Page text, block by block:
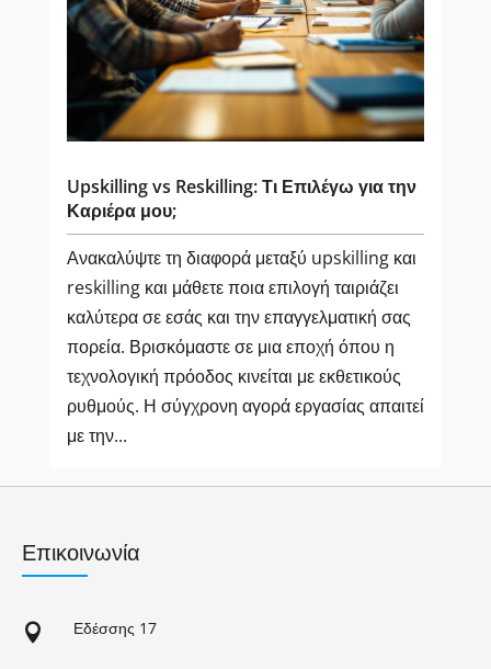
Upskilling vs Reskilling: Τι Επιλέγω για την
Καριέρα μου;
Ανακαλύψτε τη διαφορά μεταξύ upskilling και
reskilling και μάθετε ποια επιλογή ταιριάζει
καλύτερα σε εσάς και την επαγγελματική σας
πορεία. Βρισκόμαστε σε μια εποχή όπου η
τεχνολογική πρόοδος κινείται με εκθετικούς
ρυθμούς. Η σύγχρονη αγορά εργασίας απαιτεί
με την...
Επικοινωνία
 Εδέσσης 17